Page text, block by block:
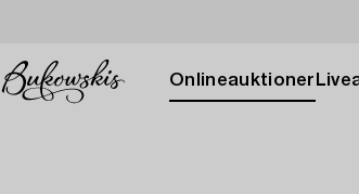
Onlineauktioner